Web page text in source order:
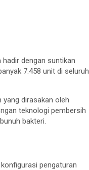
dengan suntikan
7.458 unit di seluruh
yang dirasakan oleh
teknologi pembersih
bakteri.
pengaturan